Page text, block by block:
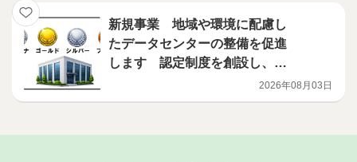
新規事業 地域や環境に配慮し
たデータセンターの整備を促進
します 認定制度を創設し、補
2026年08月03日